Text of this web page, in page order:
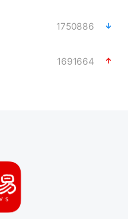
1750886
1691664